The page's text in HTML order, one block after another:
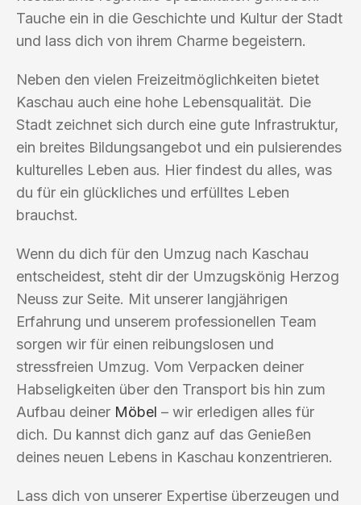
Tauche ein in die Geschichte und Kultur der Stadt
und lass dich von ihrem Charme begeistern.
Neben den vielen Freizeitmöglichkeiten bietet
Kaschau auch eine hohe Lebensqualität. Die
Stadt zeichnet sich durch eine gute Infrastruktur,
ein breites Bildungsangebot und ein pulsierendes
kulturelles Leben aus. Hier findest du alles, was
du für ein glückliches und erfülltes Leben
brauchst.
Wenn du dich für den Umzug nach Kaschau
entscheidest, steht dir der Umzugskönig Herzog
Neuss zur Seite. Mit unserer langjährigen
Erfahrung und unserem professionellen Team
sorgen wir für einen reibungslosen und
stressfreien Umzug. Vom Verpacken deiner
Habseligkeiten über den Transport bis hin zum
Aufbau deiner Möbel – wir erledigen alles für
dich. Du kannst dich ganz auf das Genießen
deines neuen Lebens in Kaschau konzentrieren.
Lass dich von unserer Expertise überzeugen und